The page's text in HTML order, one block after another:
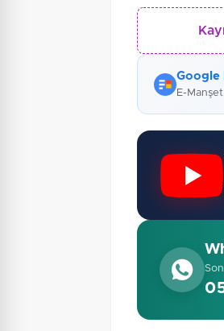
Google
E-